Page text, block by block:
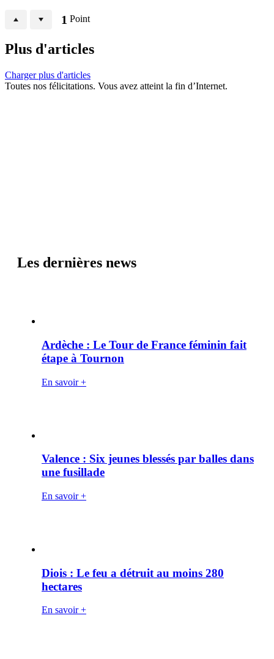
1 Point
Plus d'articles
Charger plus d'articles
Toutes nos félicitations. Vous avez atteint la fin d’Internet.
Les dernières news
Ardèche : Le Tour de France féminin fait
étape à Tournon
En savoir +
Valence : Six jeunes blessés par balles dans
une fusillade
En savoir +
Diois : Le feu a détruit au moins 280
hectares
En savoir +